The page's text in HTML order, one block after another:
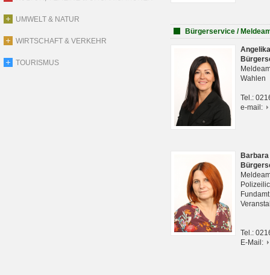
UMWELT & NATUR
WIRTSCHAFT & VERKEHR
TOURISMUS
Bürgerservice /
Wahlen
Tel.:
e-mail:
Tel.:
E-Mail: